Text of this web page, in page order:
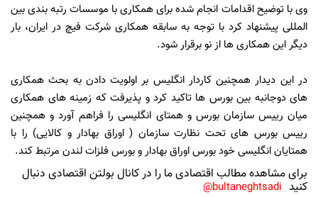
وی با توضیح اقدامات انجام شده برای همکاری با موسسات رتبه بندی بین
المللی پیشنهاد کرد با توجه به سابقه همکاری شرکت فیچ در ایران، بار
دیگر این همکاری ها از نو برقرار شود.
در این دیدار همچنین کاردار انگلیس بر اولویت دادن به بحث همکاری
های دوجانبه بین بورس ها تاکید کرد و پذیرفت که زمینه های همکاری
میان رییس سازمان بورس و همتای انگلیسی را فراهم آورد و همچنین
رییس بورس های تحت نظارت سازمان ( اوراق بهادار و کالایی) را با
همتایان انگلیسی خود بورس اوراق بهادار و بورس فلزات لندن مرتبط کند.
برای مشاهده مطالب اقتصادی ما را در کانال بولتن اقتصادی دنبال
کنید bultaneghtsadi@